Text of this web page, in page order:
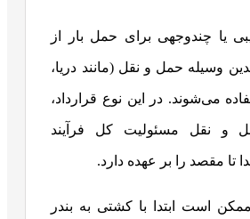
یا چندوجهی برای حمل بار از
وسیله حمل‌ و نقل (مانند دریا،
می‌شوند. در این نوع قرارداد،
نقل مسئولیت کل فرآیند
تا مقصد را بر عهده دارد.
است ابتدا با کشتی به بندر